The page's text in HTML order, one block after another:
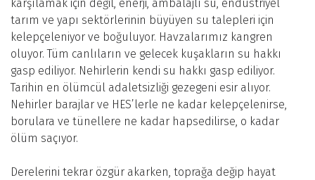
karşılamak için değil, enerji, ambalajlı su, endüstriyel
tarım ve yapı sektörlerinin büyüyen su talepleri için
kelepçeleniyor ve boğuluyor. Havzalarımız kangren
oluyor. Tüm canlıların ve gelecek kuşakların su hakkı
gasp ediliyor. Nehirlerin kendi su hakkı gasp ediliyor.
Tarihin en ölümcül adaletsizliği gezegeni esir alıyor.
Nehirler barajlar ve HES’lerle ne kadar kelepçelenirse,
borulara ve tünellere ne kadar hapsedilirse, o kadar
ölüm saçıyor.
Derelerini tekrar özgür akarken, toprağa değip hayat